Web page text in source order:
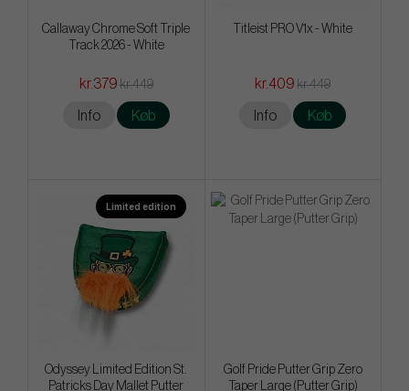
Callaway Chrome Soft Triple
Track 2026 - White
kr.379 kr.449
Info Køb
Titleist PRO V1x - White
kr.409 kr.449
Info Køb
Limited edition
Odyssey Limited Edition St.
Patricks Day Mallet Putter
Golf Pride Putter Grip Zero
Taper Large (Putter Grip)